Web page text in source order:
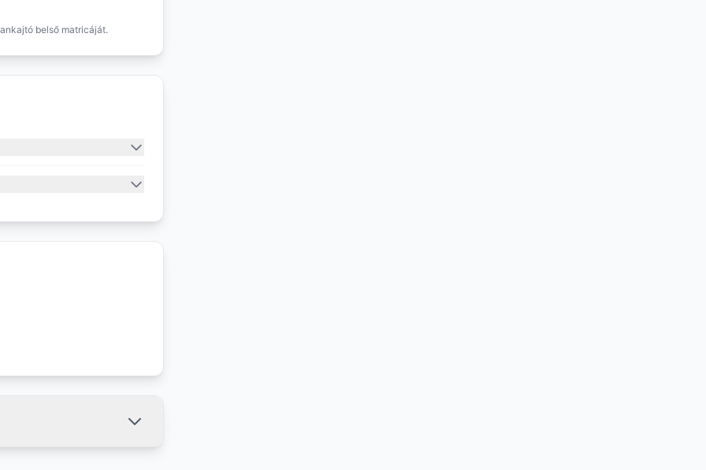
belső matricáját.